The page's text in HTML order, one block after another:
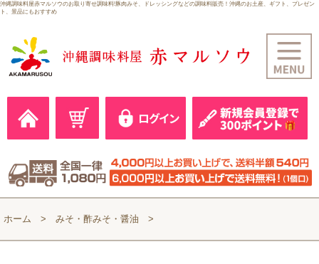
沖縄調味料屋赤マルソウのお取り寄せ調味料!豚肉みそ、ドレッシングなどの調味料販売！沖縄のお土産、ギフト、プレゼン
ト、景品にもおすすめ
ホーム みそ・酢みそ・醤油